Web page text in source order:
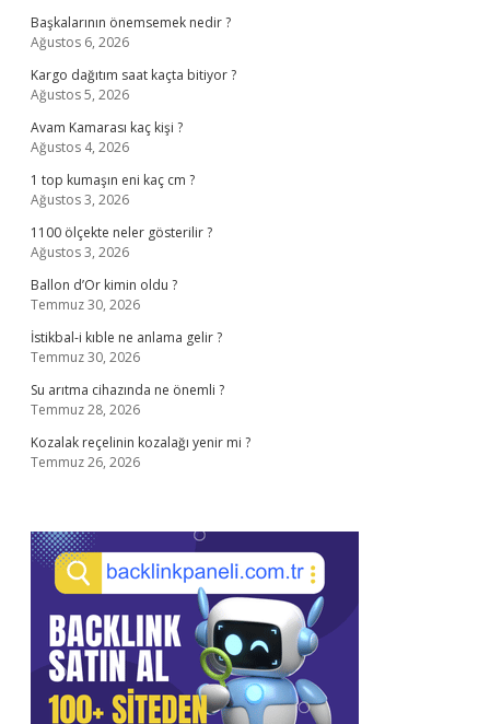
Başkalarının önemsemek nedir ?
Ağustos 6, 2026
Kargo dağıtım saat kaçta bitiyor ?
Ağustos 5, 2026
Avam Kamarası kaç kişi ?
Ağustos 4, 2026
1 top kumaşın eni kaç cm ?
Ağustos 3, 2026
1100 ölçekte neler gösterilir ?
Ağustos 3, 2026
Ballon d’Or kimin oldu ?
Temmuz 30, 2026
İstikbal-i kıble ne anlama gelir ?
Temmuz 30, 2026
Su arıtma cihazında ne önemli ?
Temmuz 28, 2026
Kozalak reçelinin kozalağı yenir mi ?
Temmuz 26, 2026